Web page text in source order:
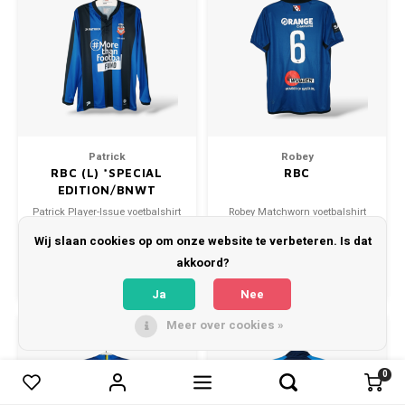
0
Patrick
RBC (L) *SPECIAL
EDITION/BNWT
Patrick Player-Issue voetbalshirt
Conditie: 10/10 (nieuw)
Vergelijk
Robey
RBC
Robey Matchworn voetbalshirt
Conditie: 10/10 (gebruikt)
Vergelijk
Vergelijk producten 0
Wij slaan cookies op om onze website te verbeteren. Is dat
akkoord?
Ja
Nee
Meer over cookies »